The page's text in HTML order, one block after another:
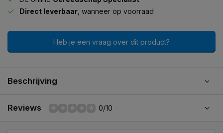
Direct leverbaar , wanneer op voorraad
Heb je een vraag over dit product?
Beschrijving
Reviews 0/10